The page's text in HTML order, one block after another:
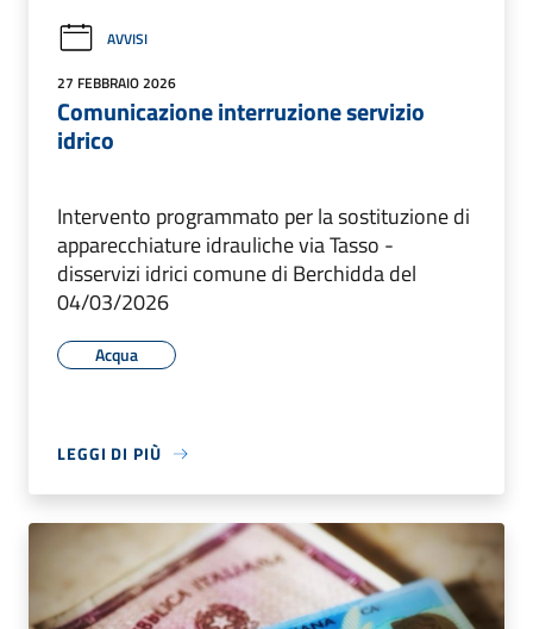
AVVISI
27 FEBBRAIO 2026
Comunicazione interruzione servizio
idrico
Intervento programmato per la sostituzione di
apparecchiature idrauliche via Tasso -
disservizi idrici comune di Berchidda del
04/03/2026
Acqua
LEGGI DI PIÙ